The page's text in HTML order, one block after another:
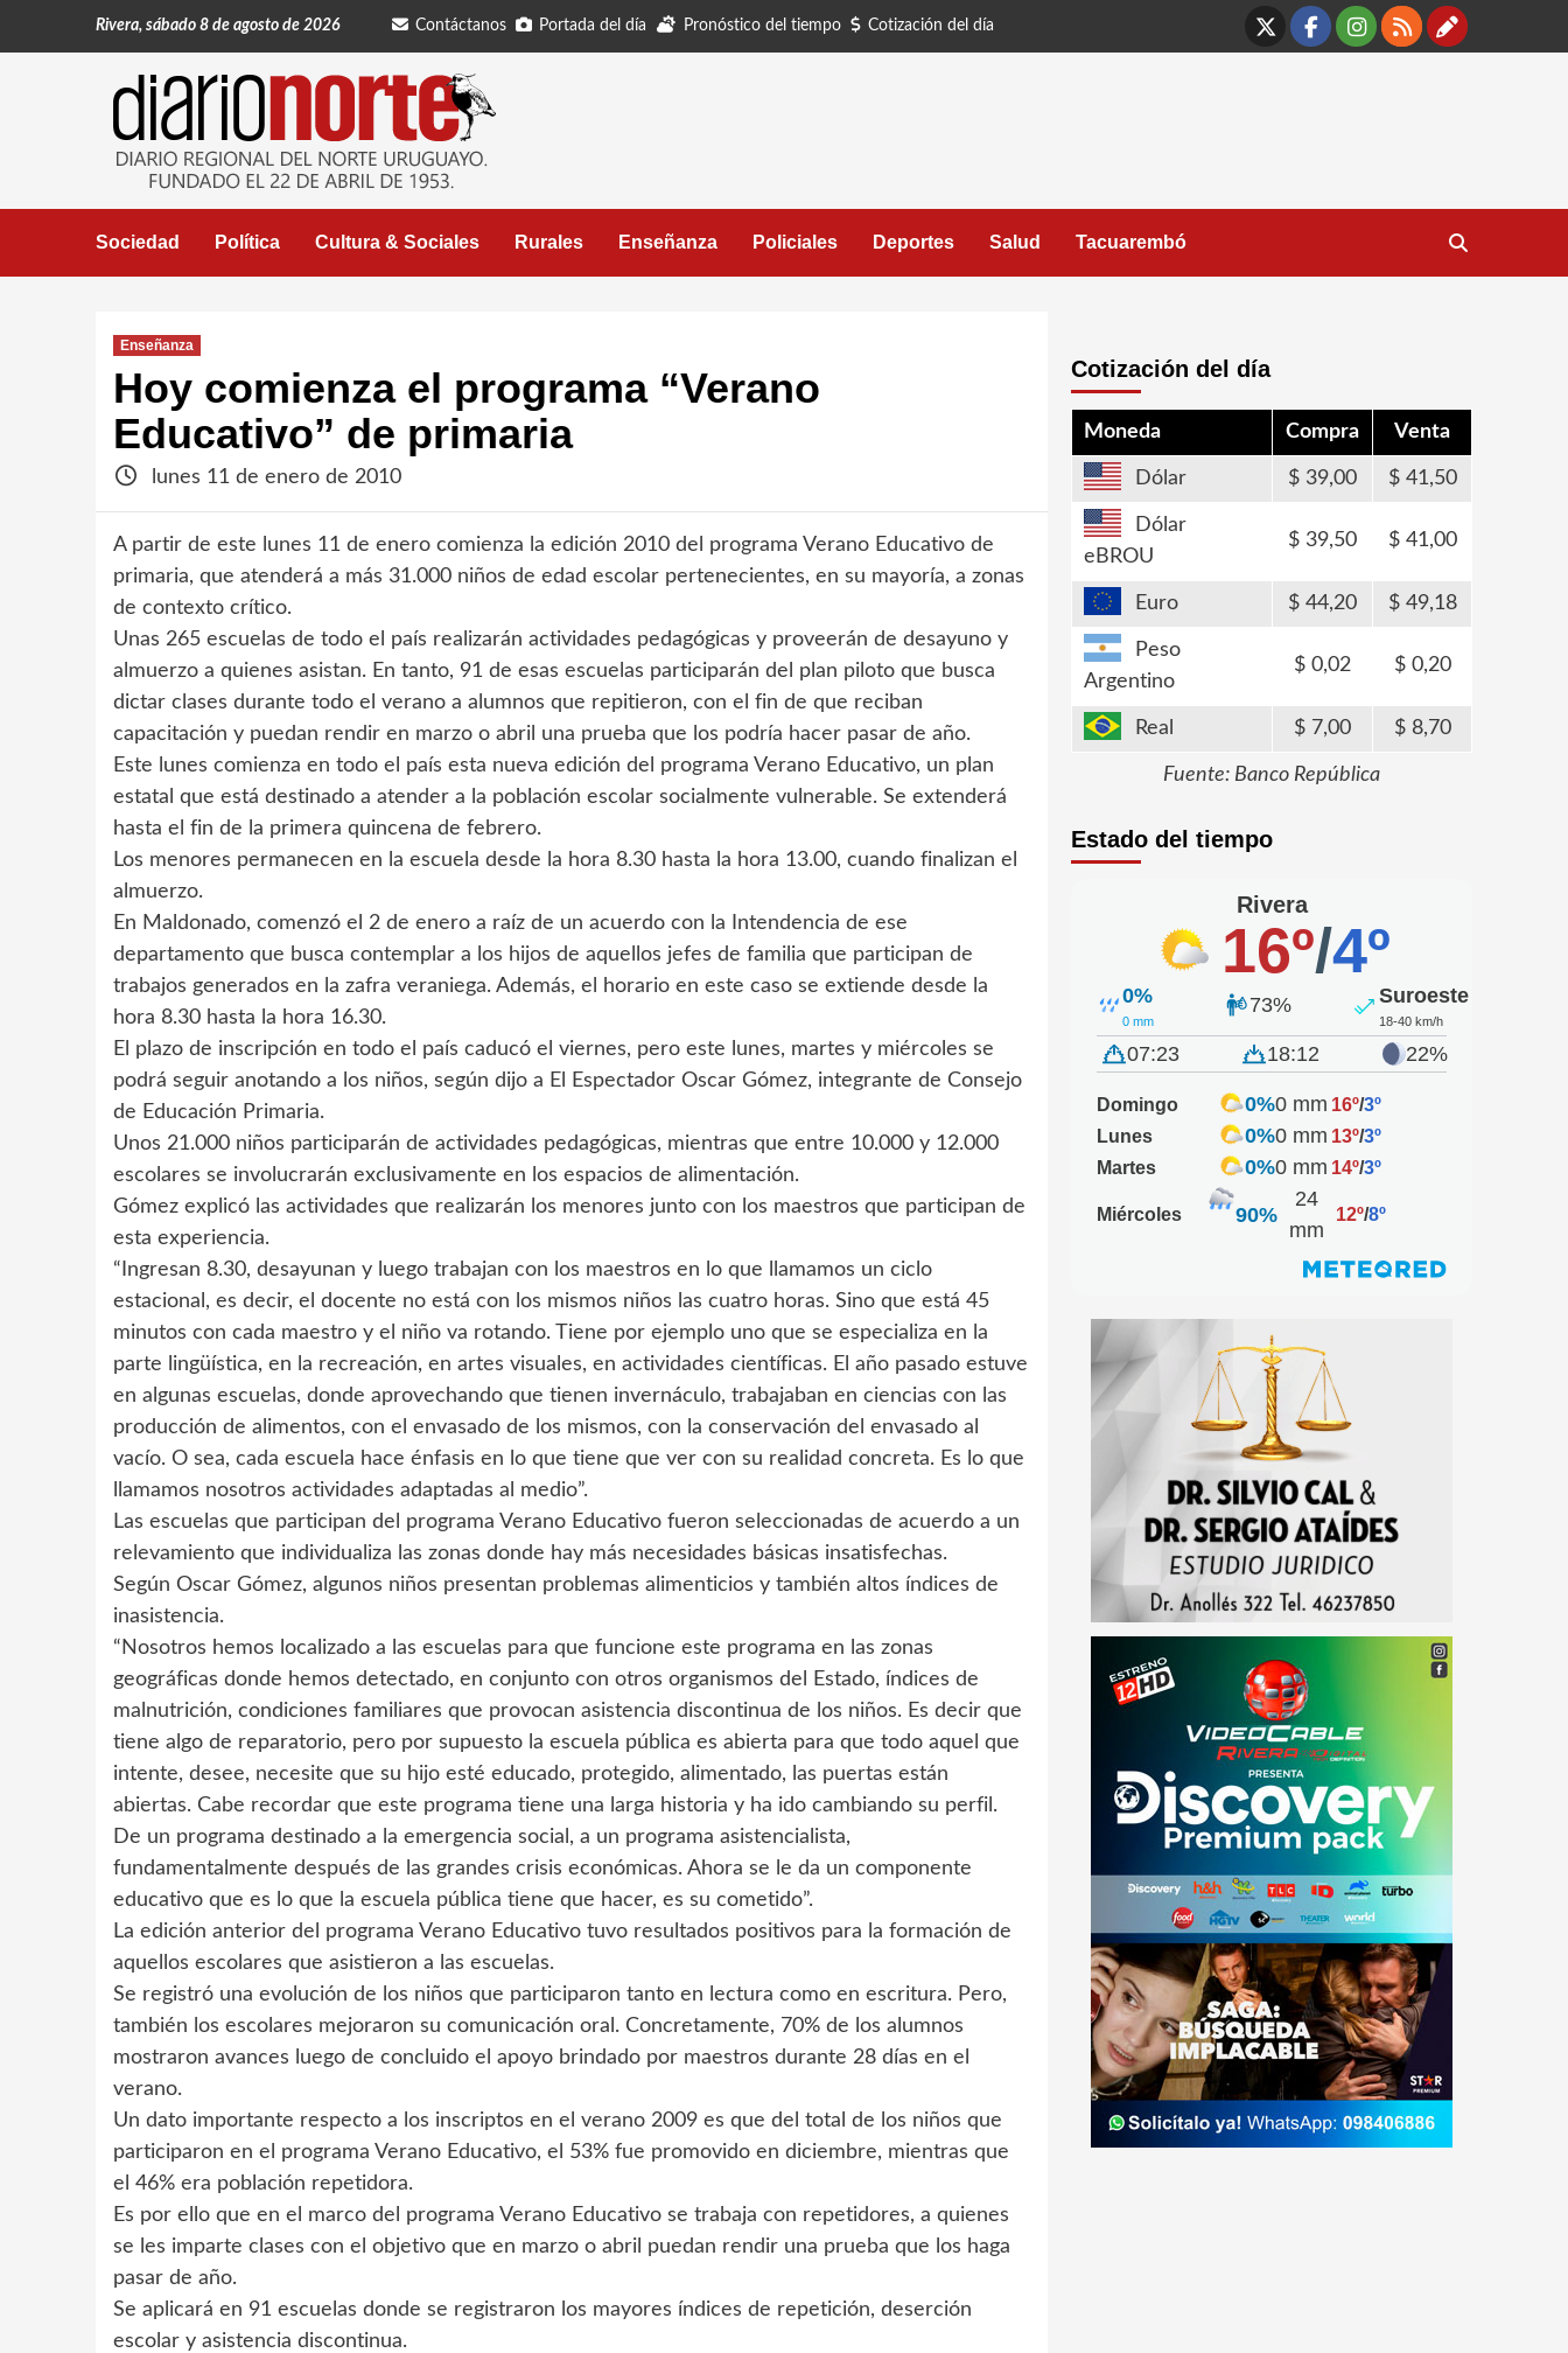
Rivera, sábado 8 de agosto de 2026 Contáctanos Portada del día Pronóstico del tiempo Cotización del día
X Facebook
Instagram
RSS
Sociedad Política Cultura & Sociales Rurales Enseñanza Policiales Deportes Salud Tacuarembó
Enseñanza
Hoy comienza el programa “Verano
Educativo” de primaria
lunes 11 de enero de 2010
A partir de este lunes 11 de enero comienza la edición 2010 del programa Verano Educativo de
primaria, que atenderá a más 31.000 niños de edad escolar pertenecientes, en su mayoría, a zonas
de contexto crítico.
Unas 265 escuelas de todo el país realizarán actividades pedagógicas y proveerán de desayuno y
almuerzo a quienes asistan. En tanto, 91 de esas escuelas participarán del plan piloto que busca
dictar clases durante todo el verano a alumnos que repitieron, con el fin de que reciban
capacitación y puedan rendir en marzo o abril una prueba que los podría hacer pasar de año.
Este lunes comienza en todo el país esta nueva edición del programa Verano Educativo, un plan
estatal que está destinado a atender a la población escolar socialmente vulnerable. Se extenderá
hasta el fin de la primera quincena de febrero.
Los menores permanecen en la escuela desde la hora 8.30 hasta la hora 13.00, cuando finalizan el
almuerzo.
En Maldonado, comenzó el 2 de enero a raíz de un acuerdo con la Intendencia de ese
departamento que busca contemplar a los hijos de aquellos jefes de familia que participan de
trabajos generados en la zafra veraniega. Además, el horario en este caso se extiende desde la
hora 8.30 hasta la hora 16.30.
El plazo de inscripción en todo el país caducó el viernes, pero este lunes, martes y miércoles se
podrá seguir anotando a los niños, según dijo a El Espectador Oscar Gómez, integrante de Consejo
de Educación Primaria.
Unos 21.000 niños participarán de actividades pedagógicas, mientras que entre 10.000 y 12.000
escolares se involucrarán exclusivamente en los espacios de alimentación.
Gómez explicó las actividades que realizarán los menores junto con los maestros que participan de
esta experiencia.
“Ingresan 8.30, desayunan y luego trabajan con los maestros en lo que llamamos un ciclo
estacional, es decir, el docente no está con los mismos niños las cuatro horas. Sino que está 45
minutos con cada maestro y el niño va rotando. Tiene por ejemplo uno que se especializa en la
parte lingüística, en la recreación, en artes visuales, en actividades científicas. El año pasado estuve
en algunas escuelas, donde aprovechando que tienen invernáculo, trabajaban en ciencias con las
producción de alimentos, con el envasado de los mismos, con la conservación del envasado al
vacío. O sea, cada escuela hace énfasis en lo que tiene que ver con su realidad concreta. Es lo que
llamamos nosotros actividades adaptadas al medio”.
Las escuelas que participan del programa Verano Educativo fueron seleccionadas de acuerdo a un
relevamiento que individualiza las zonas donde hay más necesidades básicas insatisfechas.
Según Oscar Gómez, algunos niños presentan problemas alimenticios y también altos índices de
inasistencia.
“Nosotros hemos localizado a las escuelas para que funcione este programa en las zonas
geográficas donde hemos detectado, en conjunto con otros organismos del Estado, índices de
malnutrición, condiciones familiares que provocan asistencia discontinua de los niños. Es decir que
tiene algo de reparatorio, pero por supuesto la escuela pública es abierta para que todo aquel que
intente, desee, necesite que su hijo esté educado, protegido, alimentado, las puertas están
abiertas. Cabe recordar que este programa tiene una larga historia y ha ido cambiando su perfil.
De un programa destinado a la emergencia social, a un programa asistencialista,
fundamentalmente después de las grandes crisis económicas. Ahora se le da un componente
educativo que es lo que la escuela pública tiene que hacer, es su cometido”.
La edición anterior del programa Verano Educativo tuvo resultados positivos para la formación de
aquellos escolares que asistieron a las escuelas.
Se registró una evolución de los niños que participaron tanto en lectura como en escritura. Pero,
también los escolares mejoraron su comunicación oral. Concretamente, 70% de los alumnos
mostraron avances luego de concluido el apoyo brindado por maestros durante 28 días en el
verano.
Un dato importante respecto a los inscriptos en el verano 2009 es que del total de los niños que
participaron en el programa Verano Educativo, el 53% fue promovido en diciembre, mientras que
el 46% era población repetidora.
Es por ello que en el marco del programa Verano Educativo se trabaja con repetidores, a quienes
se les imparte clases con el objetivo que en marzo o abril puedan rendir una prueba que los haga
pasar de año.
Se aplicará en 91 escuelas donde se registraron los mayores índices de repetición, deserción
escolar y asistencia discontinua.
Cotización del día
Moneda Compra Venta
Dólar 39,00 41,50
Dólar
eBROU
39,50 41,00
Euro 44,20 49,18
Peso
Argentino
0,02 0,20
Real 7,00 8,70
Fuente: Banco República
Estado del tiempo
Rivera
16º/4º
0%
0 mm
73% Suroeste
18-40 km/h
07:23 18:12 22%
Domingo 0%0 mm 16º/3º
Lunes
0%0 mm 13º/3º
Martes
0%0 mm 14º/3º
Miércoles 90%
24
mm
12º/8º